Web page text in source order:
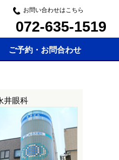
お問い合わせはこちら
072-635-1519
ご予約・お問合わせ
井眼科